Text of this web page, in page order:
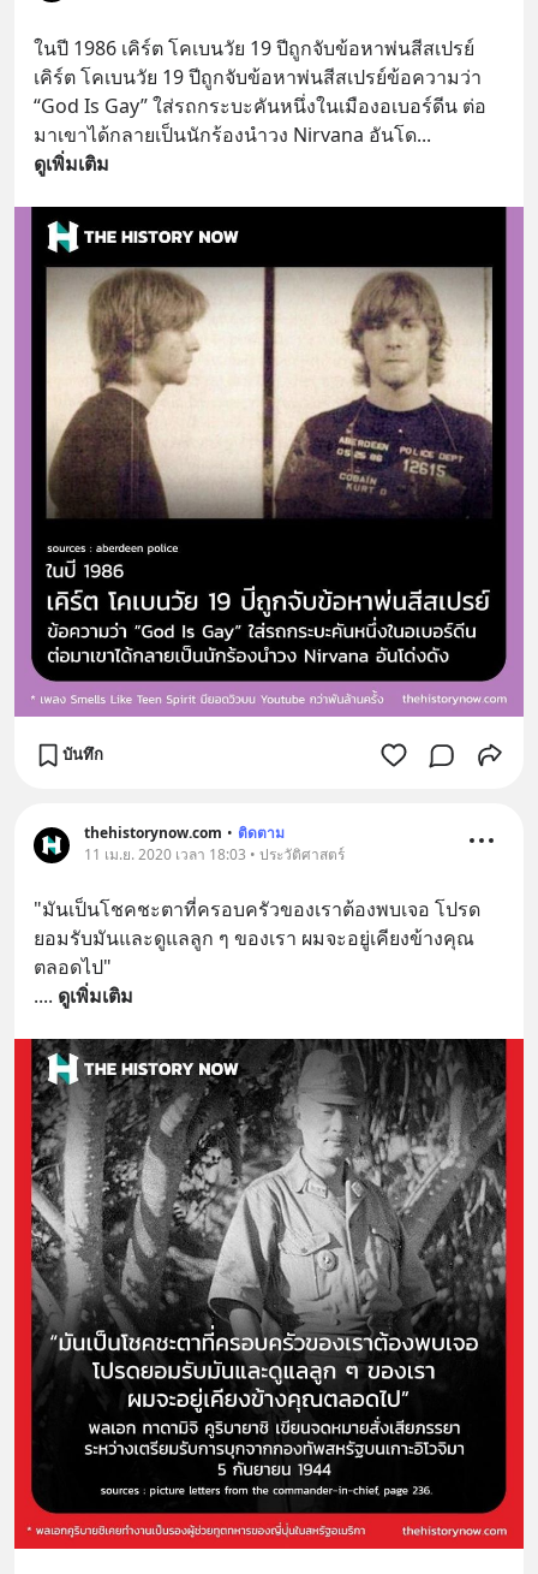
ในปี 1986 เคิร์ต โคเบนวัย 19 ปีถูกจับข้อหาพ่นสีสเปรย์
เคิร์ต โคเบนวัย 19 ปีถูกจับข้อหาพ่นสีสเปรย์ข้อความว่า
“God Is Gay” ใส่รถกระบะคันหนึ่งในเมืองอเบอร์ดีน ต่อ
มาเขาได้กลายเป็นนักร้องนำวง Nirvana อันโด...
ดูเพิ่มเติม
บันทึก
thehistorynow.com • ติดตาม
11 เม.ย. 2020 เวลา 18:03 • ประวัติศาสตร์
"มันเป็นโชคชะตาที่ครอบครัวของเราต้องพบเจอ โปรด
ยอมรับมันและดูแลลูก ๆ ของเรา ผมจะอยู่เคียงข้างคุณ
ตลอดไป"
.... ดูเพิ่มเติม